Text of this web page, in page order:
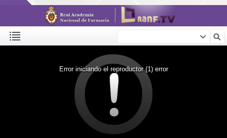
Error iniciando el reproductor (1) error